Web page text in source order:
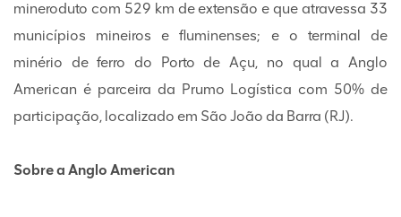
mineroduto com 529 km de extensão e que atravessa 33
municípios mineiros e fluminenses; e o terminal de
minério de ferro do Porto de Açu, no qual a Anglo
American é parceira da Prumo Logística com 50% de
participação, localizado em São João da Barra (RJ).
Sobre a Anglo American